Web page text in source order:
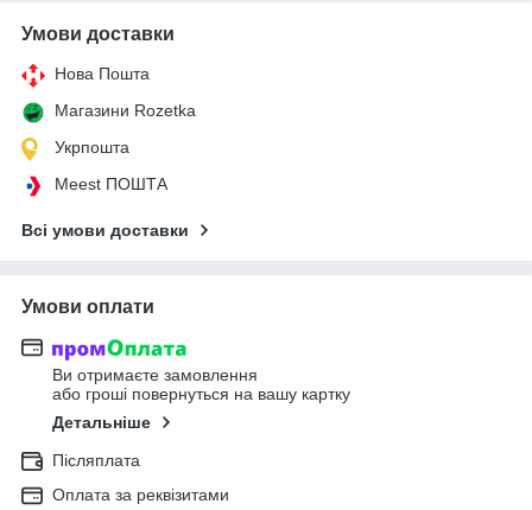
Умови доставки
Нова Пошта
Магазини Rozetka
Укрпошта
Meest ПОШТА
Всі умови доставки
Умови оплати
Ви отримаєте замовлення
або гроші повернуться на вашу картку
Детальніше
Післяплата
Оплата за реквізитами